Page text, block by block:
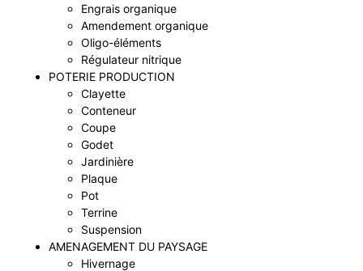
Engrais organique
Amendement organique
Oligo-éléments
Régulateur nitrique
POTERIE PRODUCTION
Clayette
Conteneur
Coupe
Godet
Jardinière
Plaque
Pot
Terrine
Suspension
AMENAGEMENT DU PAYSAGE
Hivernage